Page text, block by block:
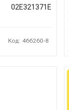
02E321371E
Код: 466260-8